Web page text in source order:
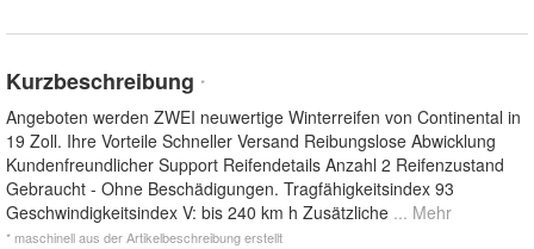
Kurzbeschreibung *
Angeboten werden ZWEI neuwertige Winterreifen von Continental in
19 Zoll. Ihre Vorteile Schneller Versand Reibungslose Abwicklung
Kundenfreundlicher Support Reifendetails Anzahl 2 Reifenzustand
Gebraucht - Ohne Beschädigungen. Tragfähigkeitsindex 93
Geschwindigkeitsindex V: bis 240 km h Zusätzliche ... Mehr
* maschinell aus der Artikelbeschreibung erstellt